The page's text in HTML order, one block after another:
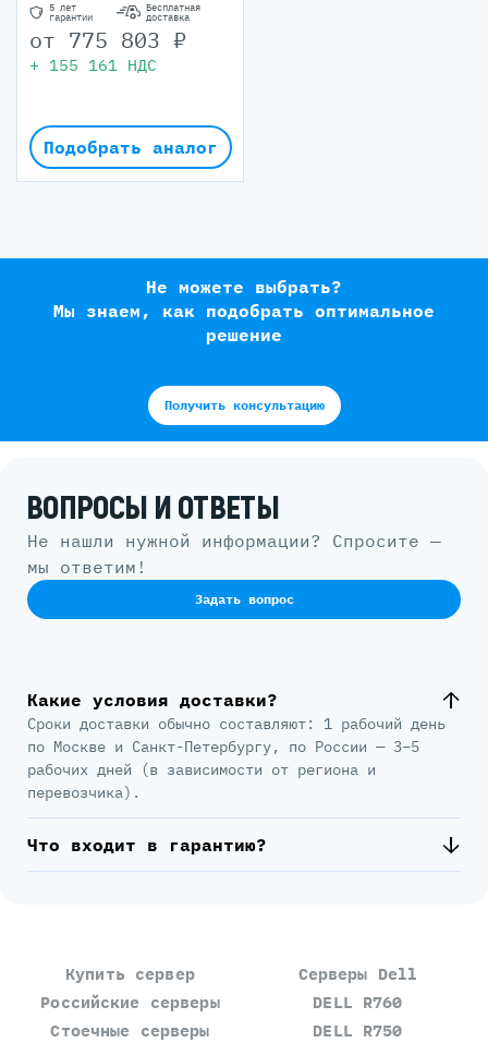
5 лет
гарантии
Бесплатная
доставка
от 775 803 ₽
+ 155 161 НДС
Подобрать аналог
Не можете выбрать?
Мы знаем, как подобрать оптимальное
решение
Получить консультацию
ВОПРОСЫ И ОТВЕТЫ
Не нашли нужной информации? Спросите —
мы ответим!
Задать вопрос
Какие условия доставки?
Сроки доставки обычно составляют: 1 рабочий день
по Москве и Санкт-Петербургу, по России — 3–5
рабочих дней (в зависимости от региона и
перевозчика).
Что входит в гарантию?
Купить сервер
Российские серверы
Стоечные серверы
Серверы Dell
DELL R760
DELL R750